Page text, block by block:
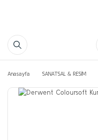
Anasayfa SANATSAL & RESİM